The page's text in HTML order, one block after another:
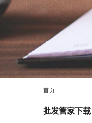
首页
批发管家下载